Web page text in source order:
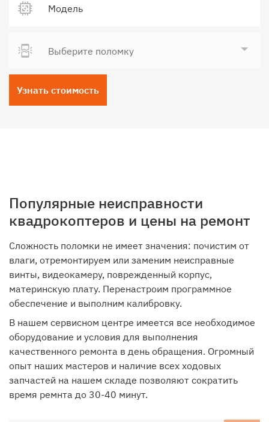
Выберите поломку
Узнать стоимость
Популярные неисправности
квадрокоптеров и цены на ремонт
Сложность поломки не имеет значения: почистим от
влаги, отремонтируем или заменим неисправные
винты, видеокамеру, поврежденный корпус,
материнскую плату. Перенастроим программное
обеспечение и выполним калибровку.
В нашем сервисном центре имеется все необходимое
оборудование и условия для выполнения
качественного ремонта в день обращения. Огромный
опыт наших мастеров и наличие всех ходовых
запчастей на нашем складе позволяют сократить
время ремнта до 30-40 минут.